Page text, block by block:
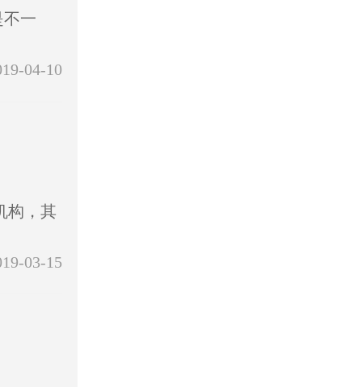
一
04-10
构，其
03-15